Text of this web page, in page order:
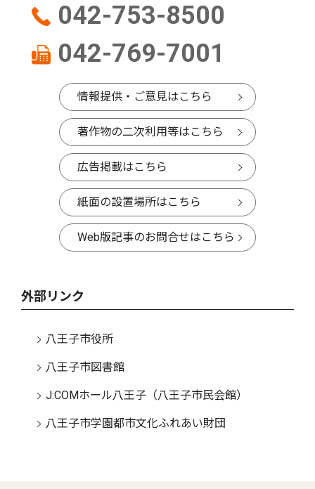
042-753-8500
042-769-7001
情報提供・ご意見はこちら
著作物の二次利用等はこちら
広告掲載はこちら
紙面の設置場所はこちら
Web版記事のお問合せはこちら
外部リンク
八王子市役所
八王子市図書館
J:COMホール八王子（八王子市民会館）
八王子市学園都市文化ふれあい財団